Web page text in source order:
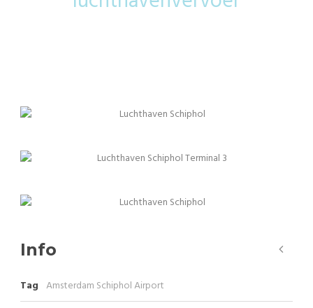
Info
Tag Amsterdam Schiphol Airport